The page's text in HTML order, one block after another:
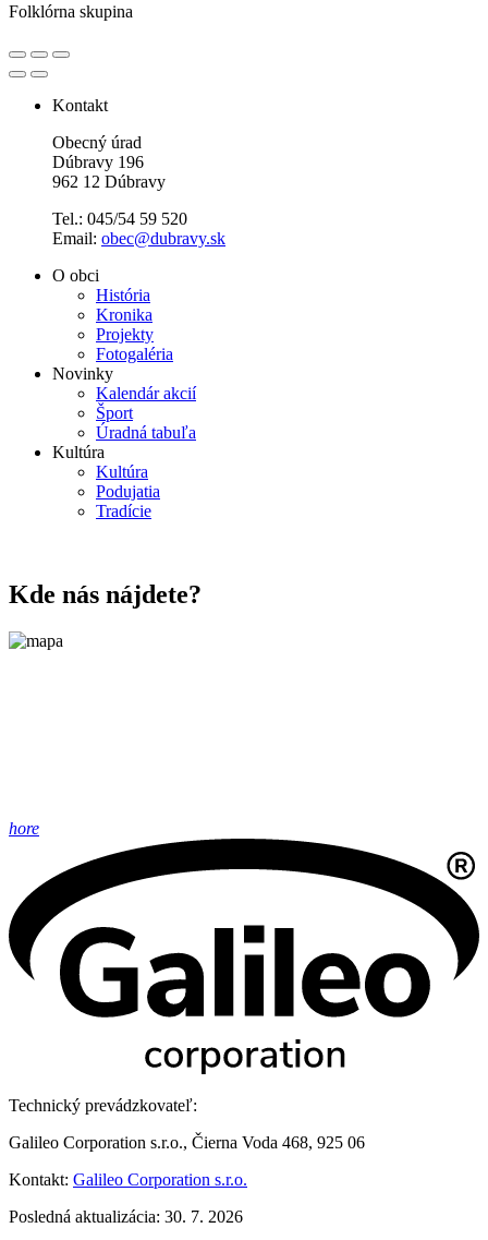
Folklórna skupina
Kontakt
Obecný úrad
Dúbravy 196
962 12 Dúbravy
Tel.: 045/54 59 520
Email: obec@dubravy.sk
O obci
História
Kronika
Projekty
Fotogaléria
Novinky
Kalendár akcií
Šport
Úradná tabuľa
Kultúra
Kultúra
Podujatia
Tradície
Kde nás nájdete?
hore
Technický prevádzkovateľ:
Galileo Corporation s.r.o., Čierna Voda 468, 925 06
Kontakt: Galileo Corporation s.r.o.
Posledná aktualizácia: 30. 7. 2026